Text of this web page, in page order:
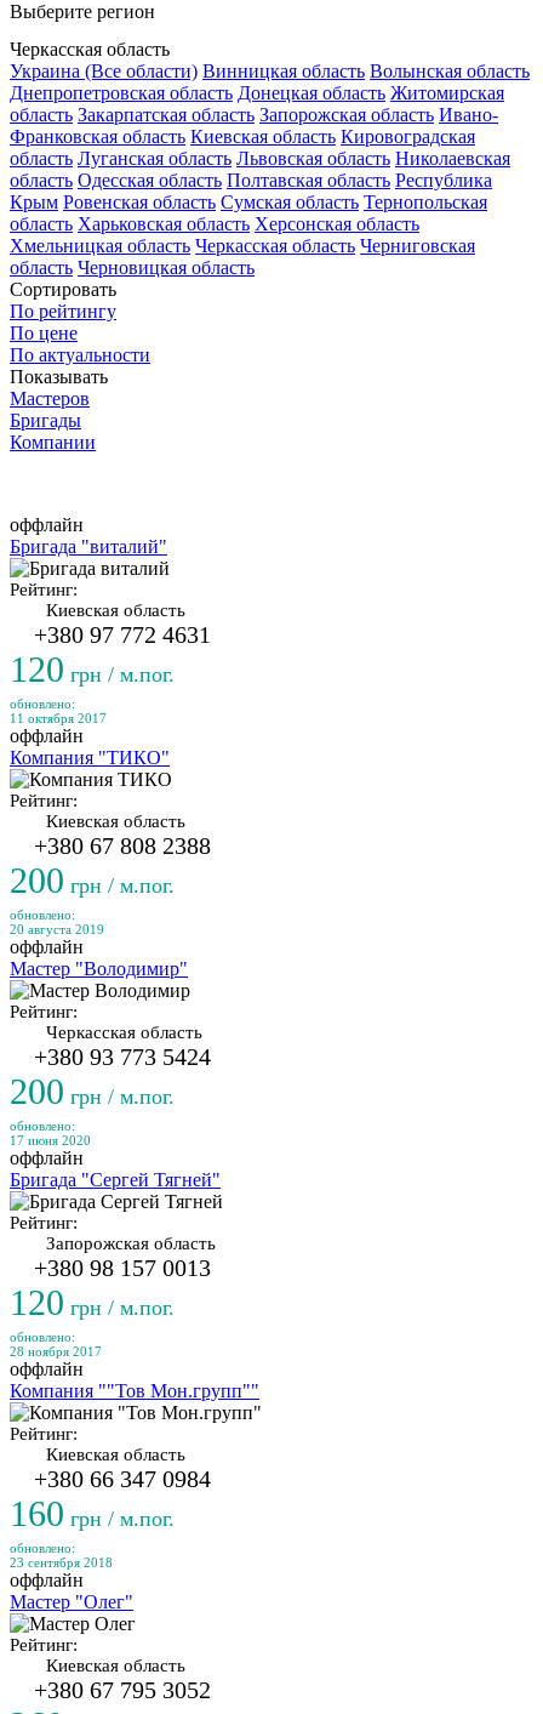
Выберите регион
Черкасская область
Украина (Все области) Винницкая область Волынская область
Днепропетровская область Донецкая область Житомирская
область Закарпатская область Запорожская область Ивано-
Франковская область Киевская область Кировоградская
область Луганская область Львовская область Николаевская
область Одесская область Полтавская область Республика
Крым Ровенская область Сумская область Тернопольская
область Харьковская область Херсонская область
Хмельницкая область Черкасская область Черниговская
область Черновицкая область
Сортировать
По рейтингу
По цене
По актуальности
Показывать
Мастеров
Бригады
Компании
оффлайн
Бригада "виталий"
Рейтинг:
Киевская область
+380 97 772 4631
120 грн / м.пог.
обновлено:
11 октября 2017
оффлайн
Компания "ТИКО"
Рейтинг:
Киевская область
+380 67 808 2388
200 грн / м.пог.
обновлено:
20 августа 2019
оффлайн
Мастер "Володимир"
Рейтинг:
Черкасская область
+380 93 773 5424
200 грн / м.пог.
обновлено:
17 июня 2020
оффлайн
Бригада "Сергей Тягней"
Рейтинг:
Запорожская область
+380 98 157 0013
120 грн / м.пог.
обновлено:
28 ноября 2017
оффлайн
Компания ""Тов Мон.групп""
Рейтинг:
Киевская область
+380 66 347 0984
160 грн / м.пог.
обновлено:
23 сентября 2018
оффлайн
Мастер "Олег"
Рейтинг:
Киевская область
+380 67 795 3052